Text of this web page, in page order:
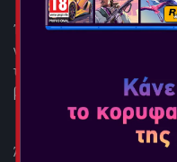
Έξυπνος έλεγχος αφής:
να διακόψετε ένα
τηλεφωνικές κλήσεις ή να
βοηθό απλώς πατώντας το.
Άνετο στη χρήση: